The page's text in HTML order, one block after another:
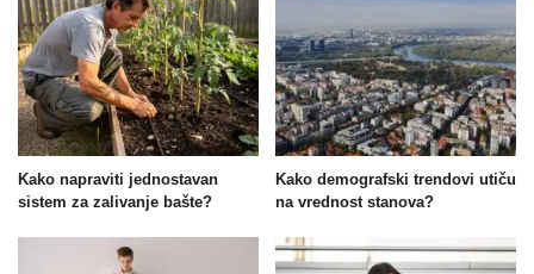
Kako napraviti jednostavan
sistem za zalivanje bašte?
Kako demografski trendovi utiču
na vrednost stanova?